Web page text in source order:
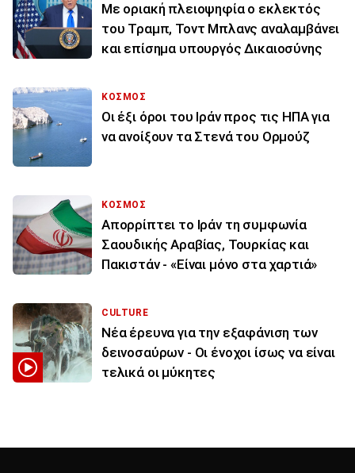
Με οριακή πλειοψηφία ο εκλεκτός
του Τραμπ, Τοντ Μπλανς αναλαμβάνει
και επίσημα υπουργός Δικαιοσύνης
ΚΟΣΜΟΣ
Οι έξι όροι του Ιράν προς τις ΗΠΑ για
να ανοίξουν τα Στενά του Ορμούζ
ΚΟΣΜΟΣ
Απορρίπτει το Ιράν τη συμφωνία
Σαουδικής Αραβίας, Τουρκίας και
Πακιστάν - «Είναι μόνο στα χαρτιά»
CULTURE
Νέα έρευνα για την εξαφάνιση των
δεινοσαύρων - Οι ένοχοι ίσως να είναι
τελικά οι μύκητες